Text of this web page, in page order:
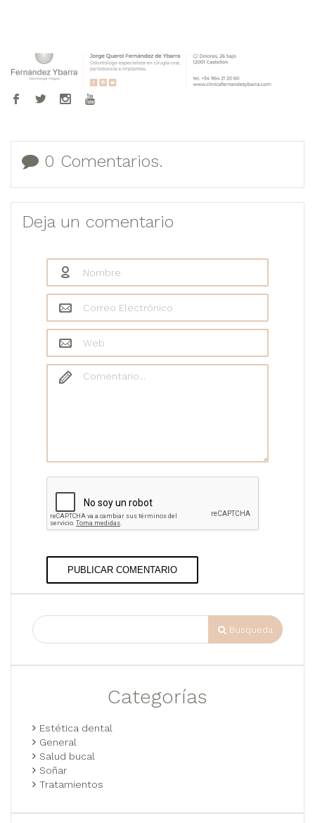
0 Comentarios.
Deja un comentario
Nombre
Comentario
PUBLICAR COMENTARIO
Busqueda
Categorías
Estética dental
General
Salud bucal
Soñar
Tratamientos